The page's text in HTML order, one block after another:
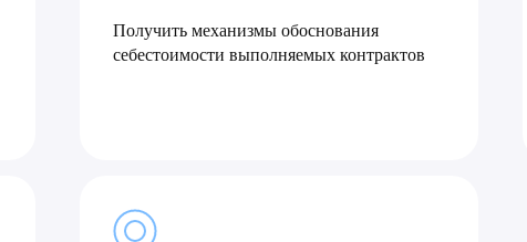
Получить механизмы обоснования
себестоимости выполняемых контрактов